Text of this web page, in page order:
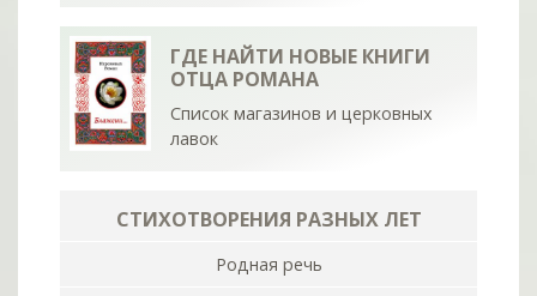
ГДЕ НАЙТИ НОВЫЕ КНИГИ
ОТЦА РОМАНА
Список магазинов и церковных
лавок
СТИХОТВОРЕНИЯ РАЗНЫХ ЛЕТ
Родная речь